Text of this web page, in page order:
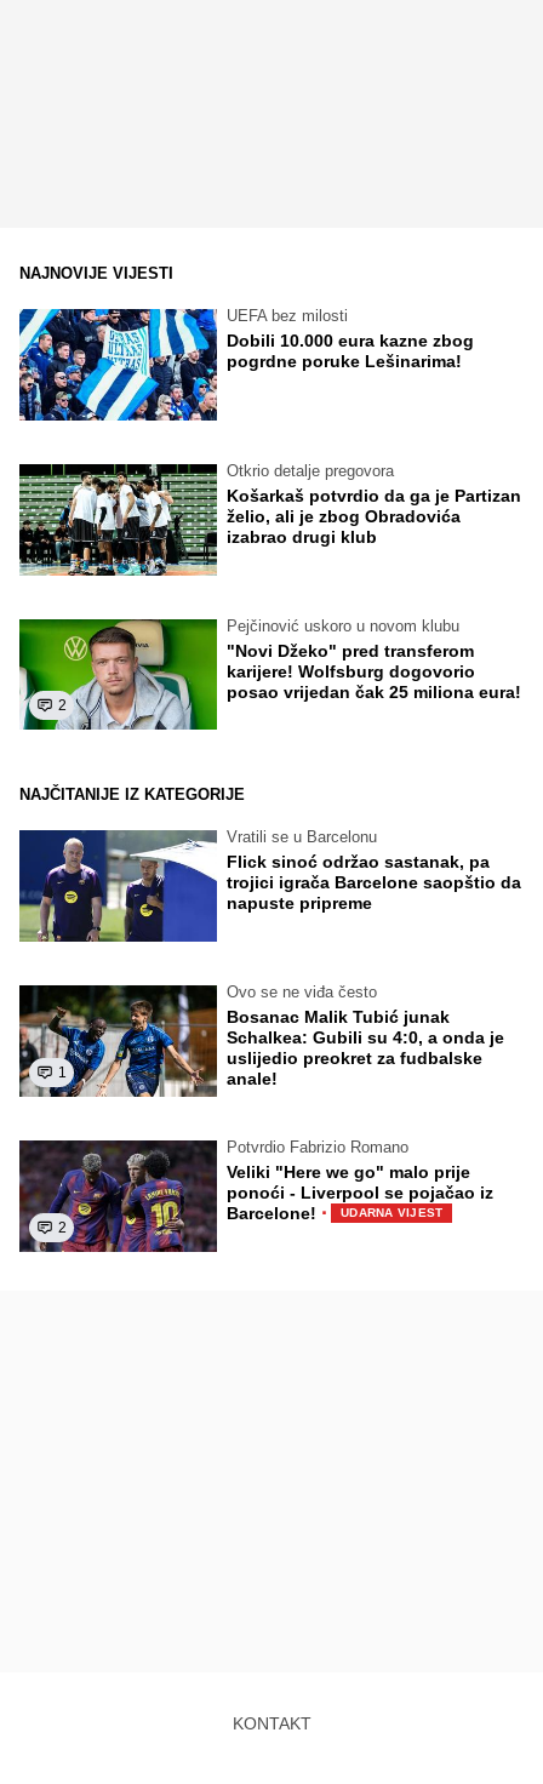
NAJNOVIJE VIJESTI
UEFA bez milosti
Dobili 10.000 eura kazne zbog
pogrdne poruke Lešinarima!
Otkrio detalje pregovora
Košarkaš potvrdio da ga je Partizan
želio, ali je zbog Obradovića
izabrao drugi klub
2
Pejčinović uskoro u novom klubu
"Novi Džeko" pred transferom
karijere! Wolfsburg dogovorio
posao vrijedan čak 25 miliona eura!
NAJČITANIJE IZ KATEGORIJE
Vratili se u Barcelonu
Flick sinoć održao sastanak, pa
trojici igrača Barcelone saopštio da
napuste pripreme
1
Ovo se ne viđa često
Bosanac Malik Tubić junak
Schalkea: Gubili su 4:0, a onda je
uslijedio preokret za fudbalske
anale!
2
Potvrdio Fabrizio Romano
Veliki "Here we go" malo prije
ponoći - Liverpool se pojačao iz
Barcelone! · UDARNA VIJEST
KONTAKT